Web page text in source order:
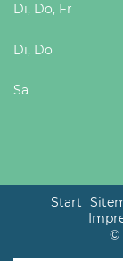
Di, Do, Fr
Di, Do
Sa
Start
©